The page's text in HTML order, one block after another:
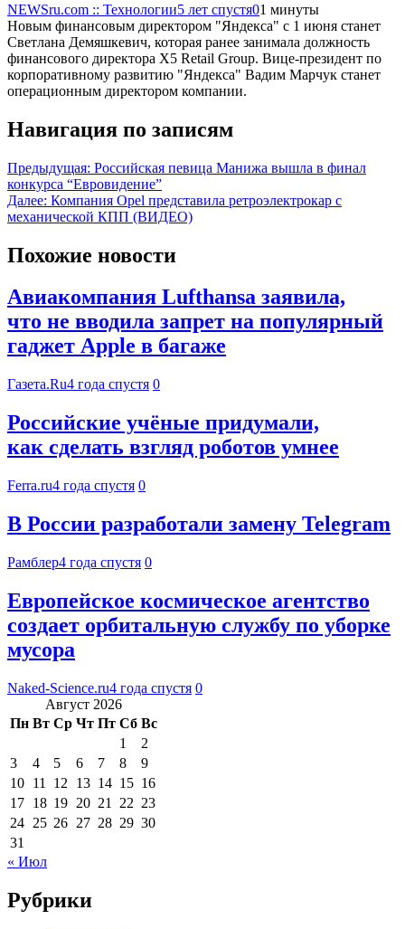
NEWSru.com :: Технологии5 лет спустя01 минуты
Новым финансовым директором "Яндекса" с 1 июня станет
Светлана Демяшкевич, которая ранее занимала должность
финансового директора X5 Retail Group. Вице-президент по
корпоративному развитию "Яндекса" Вадим Марчук станет
операционным директором компании.
Навигация по записям
Предыдущая: Российская певица Манижа вышла в финал
конкурса “Евровидение”
Далее: Компания Opel представила ретроэлектрокар с
механической КПП (ВИДЕО)
Похожие новости
Авиакомпания Lufthansa заявила,
что не вводила запрет на популярный
гаджет Apple в багаже
Газета.Ru4 года спустя 0
Российские учёные придумали,
как сделать взгляд роботов умнее
Ferra.ru4 года спустя 0
В России разработали замену Telegram
Рамблер4 года спустя 0
Европейское космическое агентство
создает орбитальную службу по уборке
мусора
Naked-Science.ru4 года спустя 0
Август 2026
Пн Вт Ср Чт Пт Сб Вс
1
2
3
4 5 6 7 8
9
10 11 12 13 14 15 16
17 18 19 20 21 22 23
24 25 26 27 28 29 30
31
« Июл
Рубрики